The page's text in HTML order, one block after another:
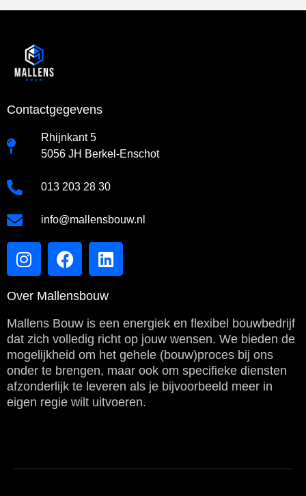
Contactgegevens
Rhijnkant 5
5056 JH Berkel-Enschot
013 203 28 30
info@mallensbouw.nl
Over Mallensbouw
Mallens Bouw is een energiek en flexibel bouwbedrijf
dat zich volledig richt op jouw wensen. We bieden de
mogelijkheid om het gehele (bouw)proces bij ons
onder te brengen, maar ook om specifieke diensten
afzonderlijk te leveren als je bijvoorbeeld meer in
eigen regie wilt uitvoeren.